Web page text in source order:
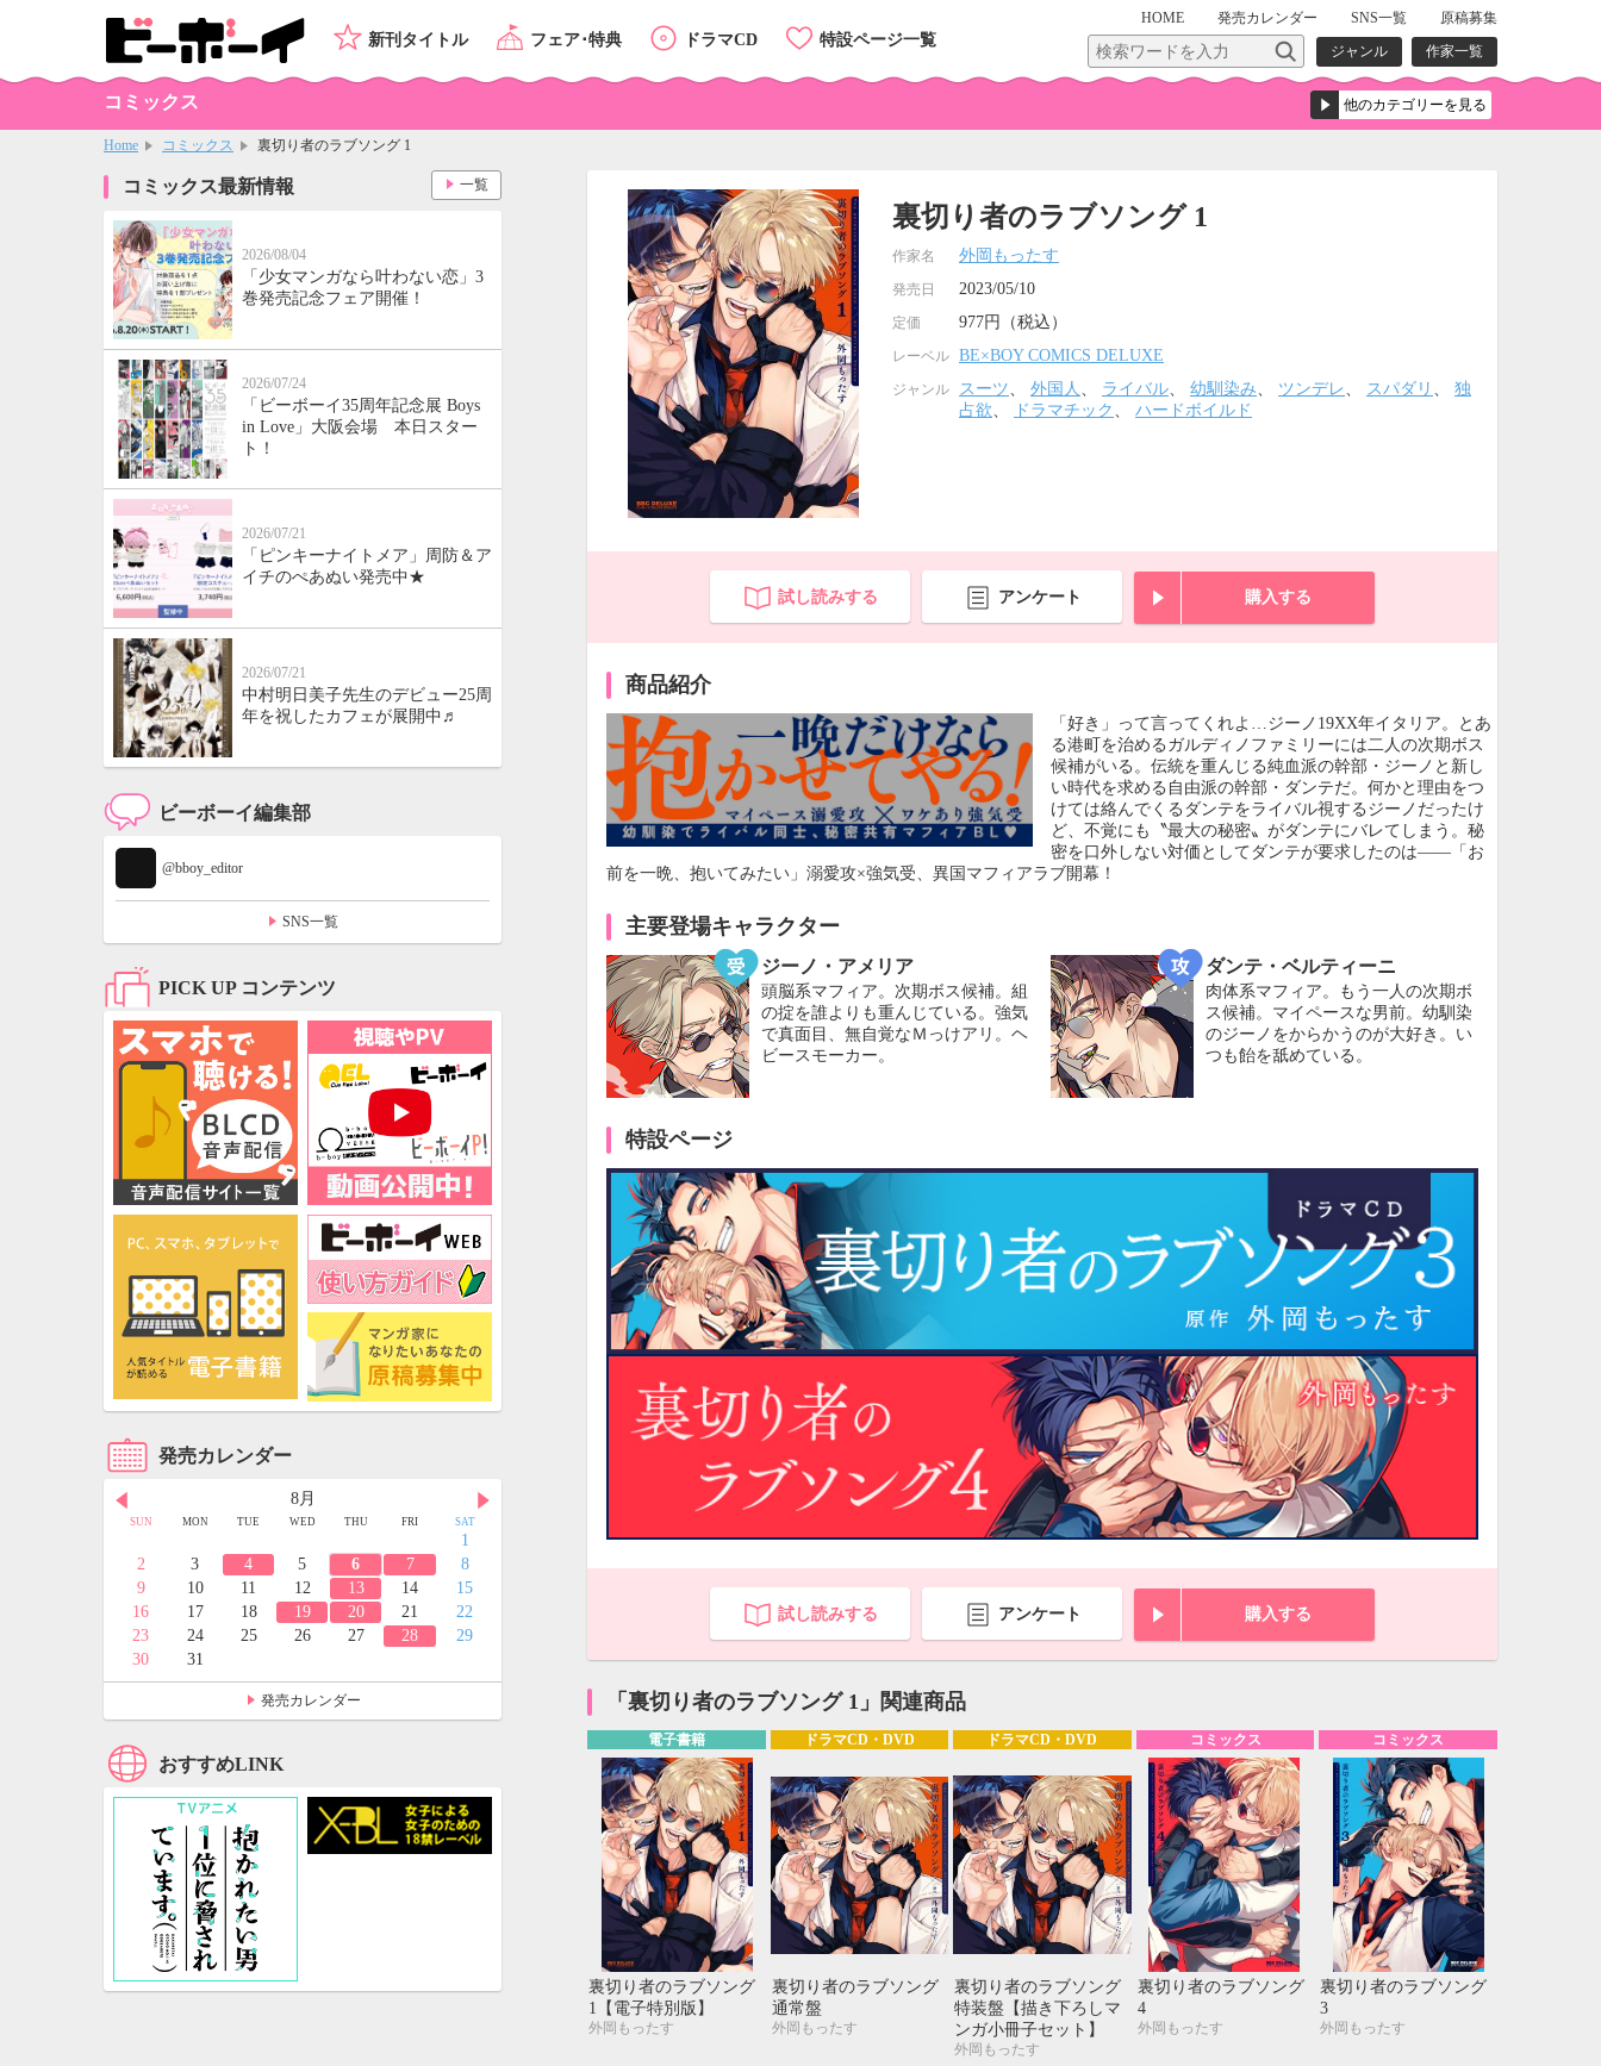
HOME 発売カレンダー SNS一覧
原稿募集
ジャンル
作家一覧
新刊タイトル フェア･特典 ドラマCD 特設ページ一覧
コミックス
Home コミックス 裏切り者のラブソング 1
裏切り者のラブソング 1
作家名 外岡もったす
発売日 2023/05/10
定価 977円（税込）
レーベル BE×BOY COMICS DELUXE
ジャンル スーツ、 外国人 、 ライバル、 幼馴染み、 ツンデレ 、 スパダリ 、 独
占欲、 ドラマチック 、 ハードボイルド
試し読みする アンケート 購入する
商品紹介
「好き」って言ってくれよ…ジーノ19XX年イタリア。とあ
る港町を治めるガルディノファミリーには二人の次期ボス
候補がいる。伝統を重んじる純血派の幹部・ジーノと新し
い時代を求める自由派の幹部・ダンテだ。何かと理由をつ
けては絡んでくるダンテをライバル視するジーノだったけ
ど、不覚にも〝最大の秘密〟がダンテにバレてしまう。秘
密を口外しない対価としてダンテが要求したのは――「お
前を一晩、抱いてみたい」溺愛攻×強気受、異国マフィアラブ開幕！
主要登場キャラクター
ジーノ・アメリア
頭脳系マフィア。次期ボス候補。組
の掟を誰よりも重んじている。強気
で真面目、無自覚なＭっけアリ。ヘ
ビースモーカー。
ダンテ・ベルティーニ
肉体系マフィア。もう一人の次期ボ
ス候補。マイペースな男前。幼馴染
のジーノをからかうのが大好き。い
つも飴を舐めている。
特設ページ
試し読みする アンケート 購入する
「裏切り者のラブソング 1」関連商品
電子書籍
裏切り者のラブソング
1【電子特別版】
外岡もったす
ドラマCD・DVD
裏切り者のラブソング
通常盤
外岡もったす
ドラマCD・DVD
裏切り者のラブソング
特装盤【描き下ろしマ
ンガ小冊子セット】
外岡もったす
コミックス
裏切り者のラブソング
4
外岡もったす
コミックス
裏切り者のラブソング
3
外岡もったす
コミックス最新情報
2026/08/04
「少女マンガなら叶わない恋」3
巻発売記念フェア開催！
2026/07/24
「ビーボーイ35周年記念展 Boys
in Love」大阪会場 本日スター
ト！
2026/07/21
「ピンキーナイトメア」周防＆ア
イチのぺあぬい発売中★
2026/07/21
中村明日美子先生のデビュー25周
年を祝したカフェが展開中♬
一覧
ビーボーイ編集部
@bboy_editor
SNS一覧
PICK UP コンテンツ
発売カレンダー
8月
SUN MON TUE WED THU FRI SAT
1
2
3 4 5 6 7
8
9
10 11 12 13 14
15
16
17 18 19 20 21
22
23
24 25 26 27 28
29
30
31
9月
1 2 3 4
5
7 8 9 10 11
12
17 18
19
24 25
26
10月
MON TUE WED THU FRI SAT
1 2
3
4
5 6 7 8 9
10
11
12 13 14 15 16
17
19 20 22
24
25
26 27 28
発売カレンダー
おすすめLINK